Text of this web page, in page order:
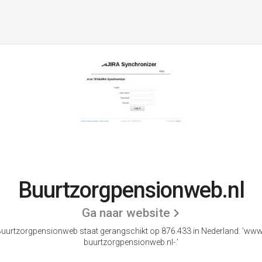
Buurtzorgpensionweb.nl
Ga naar website
staat gerangschikt op 876.433 in Nederland.
buurtzorgpensionweb.nl-.'